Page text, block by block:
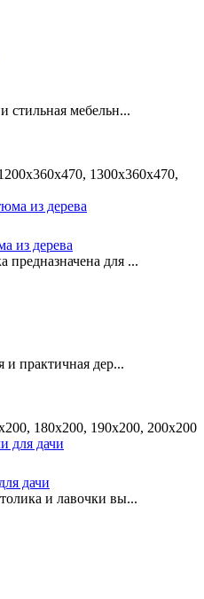
стильная мебельн...
1300х360х470,
из дерева
предназначена для ...
и практичная дер...
180x200, 190х200, 200x200
дачи
и лавочки вы...